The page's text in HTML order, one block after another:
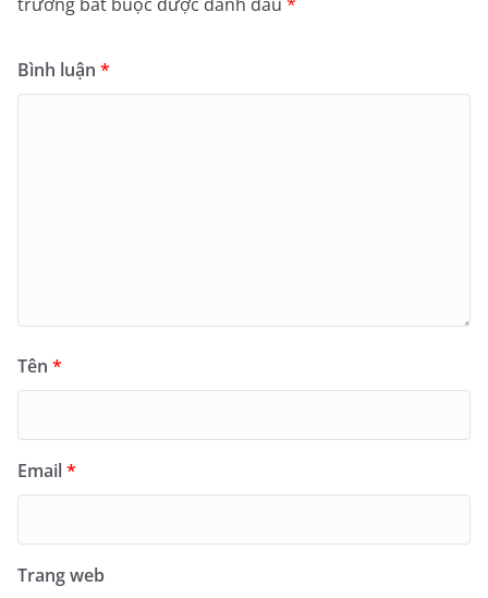
Bình luận *
Tên *
Email*
Trang web